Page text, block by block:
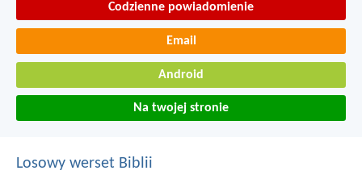
Codzienne powiadomienie
Email
Android
Na twojej stronie
Losowy werset Biblii